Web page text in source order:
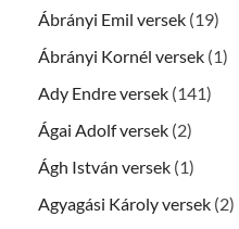
Ábrányi Emil versek (19)
Ábrányi Kornél versek (1)
Ady Endre versek (141)
Ágai Adolf versek (2)
Ágh István versek (1)
Agyagási Károly versek (2)